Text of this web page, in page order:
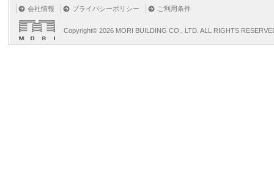
会社情報 プライバシーポリシー ご利用条件
Copyright© 2026 MORI BUILDING CO., LTD. ALL RIGHTS